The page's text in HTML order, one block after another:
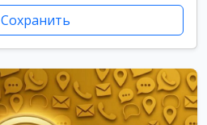
Сохранить